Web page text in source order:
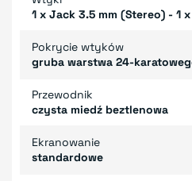
1 x Jack 3.5 mm (Stereo) - 1
Pokrycie wtyków
gruba warstwa 24-
Przewodnik
czysta miedź beztlenowa
Ekranowanie
standardowe